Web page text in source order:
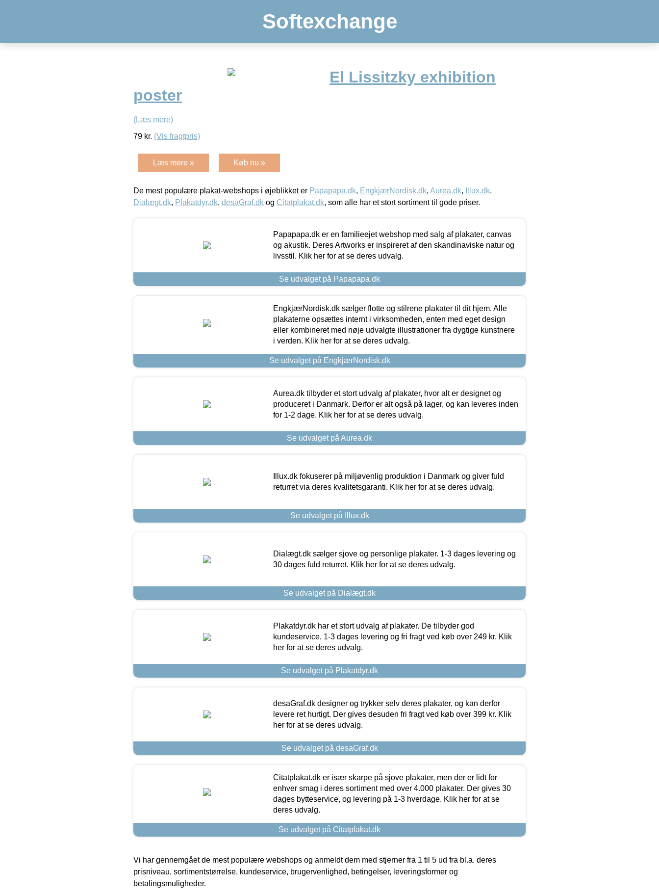
Softexchange
El Lissitzky exhibition
poster
(Læs mere)
79 kr. (Vis fragtpris)
Læs mere » Køb nu »
De mest populære plakat-webshops i øjeblikket er Papapapa.dk, EngkjærNordisk.dk, Aurea.dk, Illux.dk,
Dialægt.dk, Plakatdyr.dk, desaGraf.dk og Citatplakat.dk, som alle har et stort sortiment til gode priser.
Papapapa.dk er en familieejet webshop med salg af plakater, canvas
og akustik. Deres Artworks er inspireret af den skandinaviske natur og
livsstil. Klik her for at se deres udvalg.
Se udvalget på Papapapa.dk
EngkjærNordisk.dk sælger flotte og stilrene plakater til dit hjem. Alle
plakaterne opsættes internt i virksomheden, enten med eget design
eller kombineret med nøje udvalgte illustrationer fra dygtige kunstnere
i verden. Klik her for at se deres udvalg.
Se udvalget på EngkjærNordisk.dk
Aurea.dk tilbyder et stort udvalg af plakater, hvor alt er designet og
produceret i Danmark. Derfor er alt også på lager, og kan leveres inden
for 1-2 dage. Klik her for at se deres udvalg.
Se udvalget på Aurea.dk
Illux.dk fokuserer på miljøvenlig produktion i Danmark og giver fuld
returret via deres kvalitetsgaranti. Klik her for at se deres udvalg.
Se udvalget på Illux.dk
Dialægt.dk sælger sjove og personlige plakater. 1-3 dages levering og
30 dages fuld returret. Klik her for at se deres udvalg.
Se udvalget på Dialægt.dk
Plakatdyr.dk har et stort udvalg af plakater. De tilbyder god
kundeservice, 1-3 dages levering og fri fragt ved køb over 249 kr. Klik
her for at se deres udvalg.
Se udvalget på Plakatdyr.dk
desaGraf.dk designer og trykker selv deres plakater, og kan derfor
levere ret hurtigt. Der gives desuden fri fragt ved køb over 399 kr. Klik
her for at se deres udvalg.
Se udvalget på desaGraf.dk
Citatplakat.dk er især skarpe på sjove plakater, men der er lidt for
enhver smag i deres sortiment med over 4.000 plakater. Der gives 30
dages bytteservice, og levering på 1-3 hverdage. Klik her for at se
deres udvalg.
Se udvalget på Citatplakat.dk
Vi har gennemgået de mest populære webshops og anmeldt dem med stjerner fra 1 til 5 ud fra bl.a. deres
prisniveau, sortimentstørrelse, kundeservice, brugervenlighed, betingelser, leveringsformer og
betalingsmuligheder.